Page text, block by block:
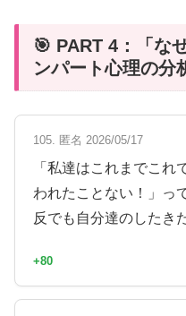
🎯 PART 4：「な
ンパート心理の分
105. 匿名 2026/05/17
「私達はこれまでこ
われたことない！」っ
反でも自分達のしたき
+80